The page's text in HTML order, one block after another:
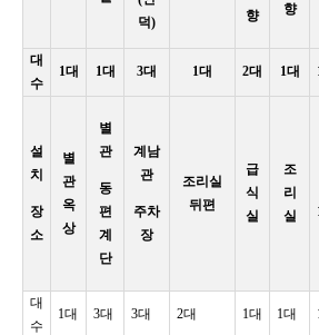
덕)
향 향
대
수
1대 1대 3대 1대 2대 1대
설
치
장
소
별
관
옥
상
별
관
동
편
계
단
계남
관
주차
장
조리실
뒤편
급
식
실
조
리
실
대
수
1대 3대 3대 2대 1대 1대